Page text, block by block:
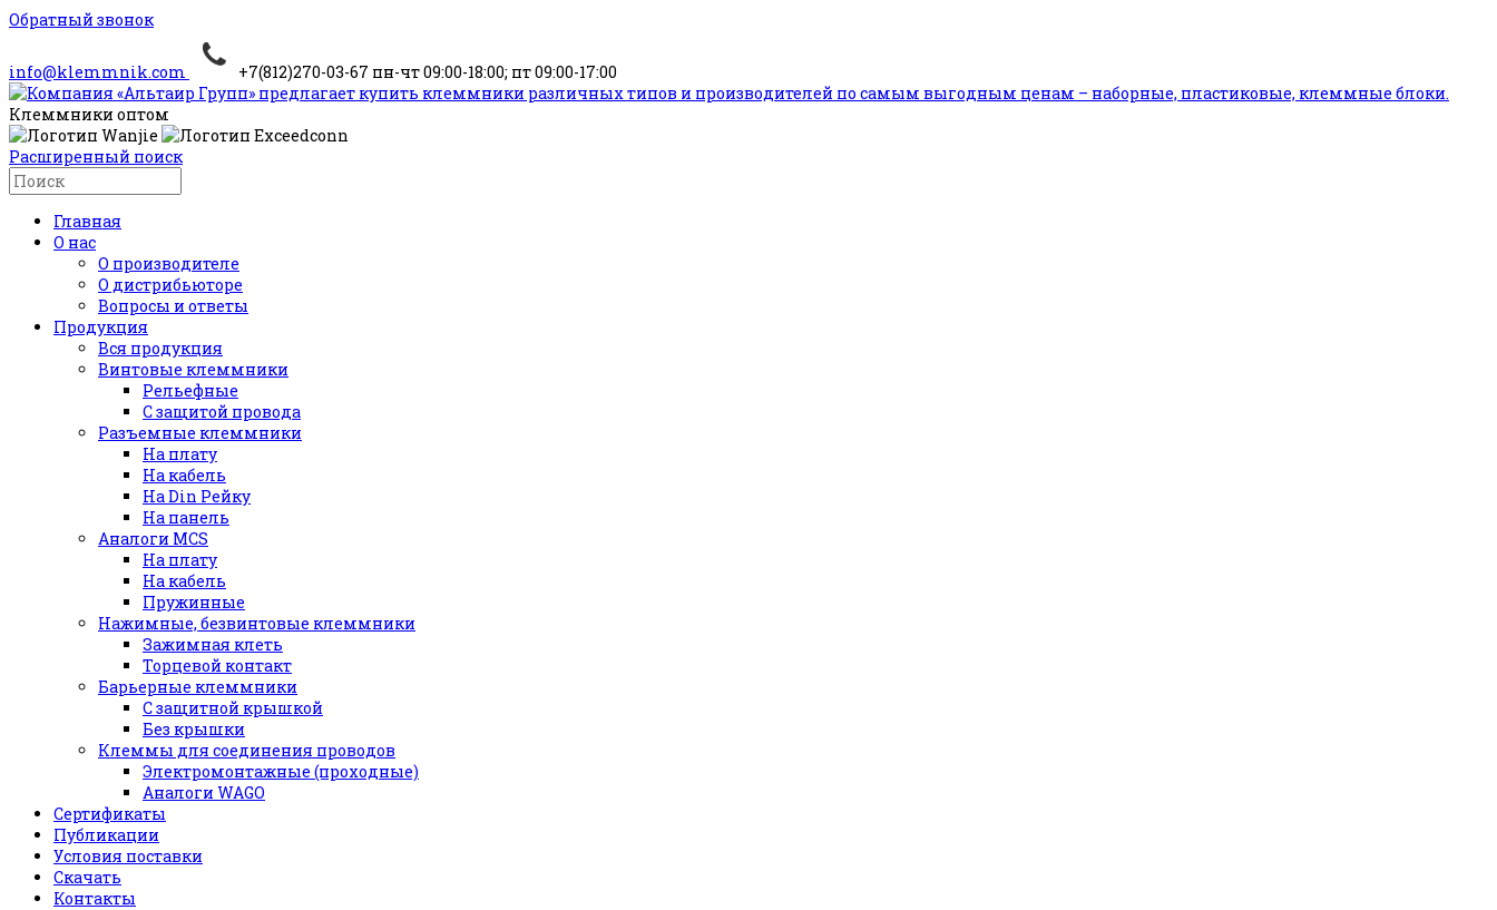
Обратный звонок
info@klemmnik.com +7(812)270-03-67 пн-чт 09:00-18:00; пт 09:00-17:00
Клеммники оптом
Расширенный поиск
Главная
О нас
О производителе
О дистрибьюторе
Вопросы и ответы
Продукция
Вся продукция
Винтовые клеммники
Рельефные
С защитой провода
Разъемные клеммники
На плату
На кабель
На Din Рейку
На панель
Аналоги MCS
На плату
На кабель
Пружинные
Нажимные, безвинтовые клеммники
Зажимная клеть
Торцевой контакт
Барьерные клеммники
С защитной крышкой
Без крышки
Клеммы для соединения проводов
Электромонтажные (проходные)
Аналоги WAGO
Сертификаты
Публикации
Условия поставки
Скачать
Контакты